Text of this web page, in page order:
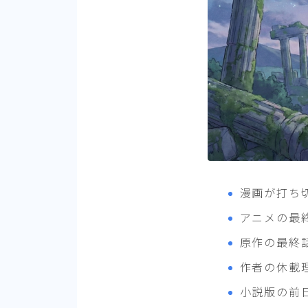
漫画が打ち
アニメの最
原作の最終
作者の休載
小説版の前